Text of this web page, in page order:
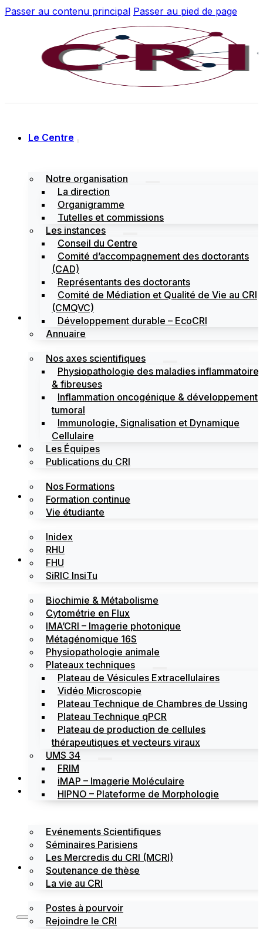
Passer au contenu principal Passer au pied de page
Le Centre
Notre organisation
La direction
Organigramme
Tutelles et commissions
Les instances
Conseil du Centre
Comité d’accompagnement des doctorants
(CAD)
Représentants des doctorants
Comité de Médiation et Qualité de Vie au CRI
(CMQVC)
Développement durable – EcoCRI
Annuaire
Recherche
Nos axes scientifiques
Physiopathologie des maladies inflammatoires
& fibreuses
Inflammation oncogénique & développement
tumoral
Immunologie, Signalisation et Dynamique
Cellulaire
Les Équipes
Publications du CRI
Formations
Nos Formations
Formation continue
Vie étudiante
Labels
Inidex
RHU
FHU
SiRIC InsiTu
Les plateformes
Biochimie & Métabolisme
Cytométrie en Flux
IMA’CRI – Imagerie photonique
Métagénomique 16S
Physiopathologie animale
Plateaux techniques
Plateau de Vésicules Extracellulaires
Vidéo Microscopie
Plateau Technique de Chambres de Ussing
Plateau Technique qPCR
Plateau de production de cellules
thérapeutiques et vecteurs viraux
UMS 34
FRIM
iMAP – Imagerie Moléculaire
HIPNO – Plateforme de Morphologie
Actualités
Évènements
Evénements Scientifiques
Séminaires Parisiens
Les Mercredis du CRI (MCRI)
Soutenance de thèse
La vie au CRI
Emploi / stages
Postes à pourvoir
Rejoindre le CRI